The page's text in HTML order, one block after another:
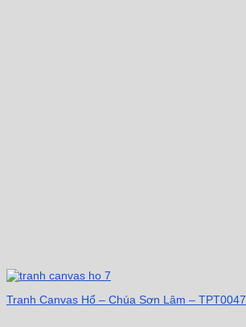
Tranh Canvas Hổ – Chúa Sơn Lâm – TPT0047